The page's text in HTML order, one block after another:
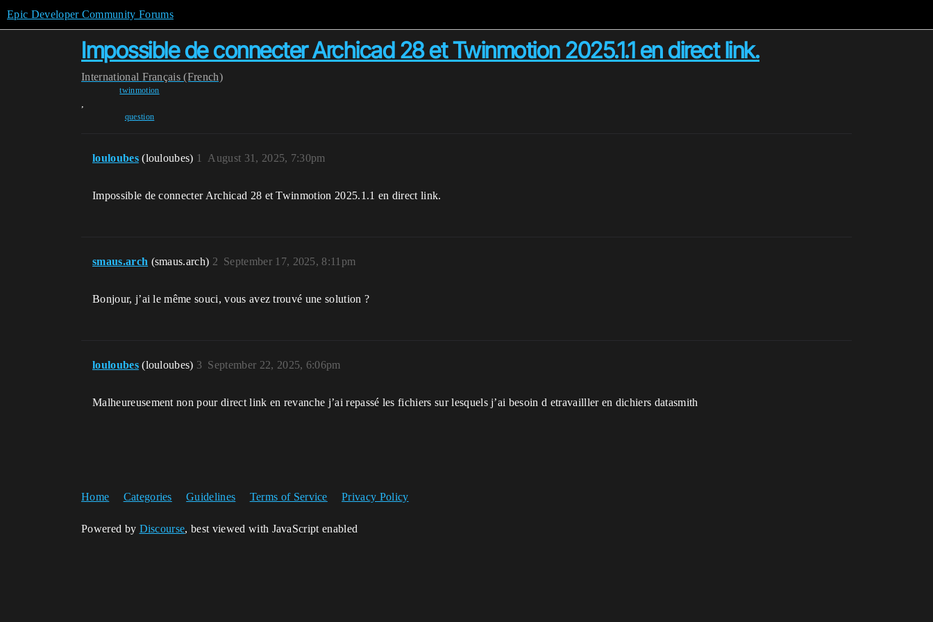
Epic Developer Community Forums
Impossible de connecter Archicad 28 et Twinmotion 2025.1.1 en direct link.
International Français (French)
twinmotion
,
question
louloubes (louloubes) August 31, 2025, 7:30pm
1
Impossible de connecter Archicad 28 et Twinmotion 2025.1.1 en direct link.
smaus.arch (smaus.arch) September 17, 2025, 8:11pm
2
Bonjour, j’ai le même souci, vous avez trouvé une solution ?
louloubes (louloubes) September 22, 2025, 6:06pm
3
Malheureusement non pour direct link en revanche j’ai repassé les fichiers sur lesquels j’ai besoin d etravailller en dichiers datasmith
Home Categories Guidelines Terms of Service Privacy Policy
Powered by Discourse, best viewed with JavaScript enabled